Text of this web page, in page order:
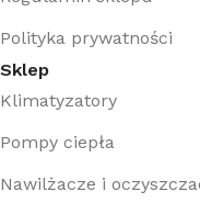
Polityka prywatności
Sklep
Klimatyzatory
Pompy ciepła
Nawilżacze i